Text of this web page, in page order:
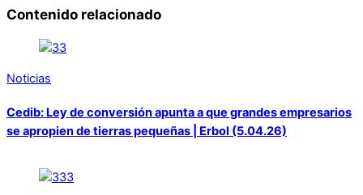
Contenido relacionado
Noticias
Cedib: Ley de conversión apunta a que grandes empresarios
se apropien de tierras pequeñas | Erbol (5.04.26)